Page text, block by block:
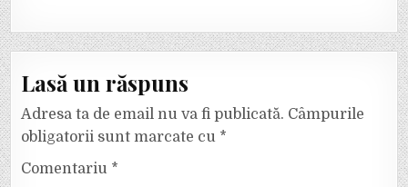
Lasă un răspuns
Adresa ta de email nu va fi publicată. Câmpurile
obligatorii sunt marcate cu *
Comentariu *